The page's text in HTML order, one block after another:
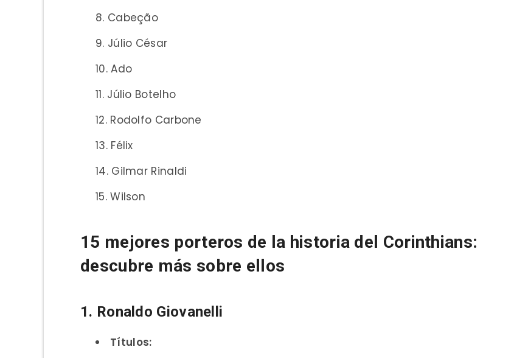
Cabeção
Júlio César
Ado
Júlio Botelho
Rodolfo Carbone
Félix
Gilmar Rinaldi
Wilson
15 mejores porteros de la historia del Corinthians:
descubre más sobre ellos
1. Ronaldo Giovanelli
Títulos: